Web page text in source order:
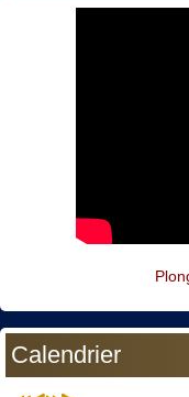
Calendrier